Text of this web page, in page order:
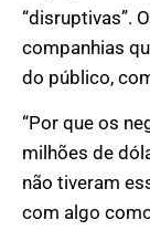
“disruptivas”.
companhias
do público,
“Por que os
milhões de
não tiveram
com algo